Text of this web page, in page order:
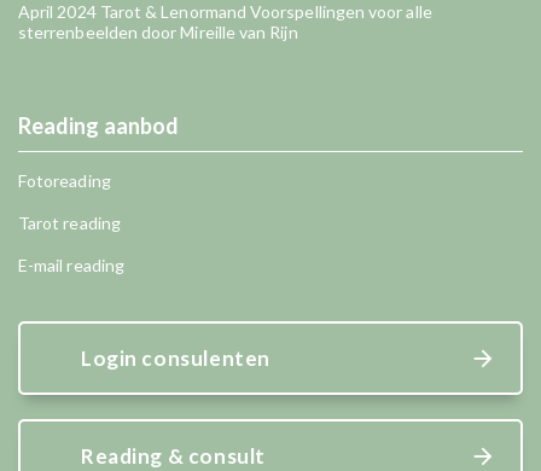
April 2024 Tarot & Lenormand Voorspellingen voor alle
sterrenbeelden door Mireille van Rijn
Reading aanbod
Fotoreading
Tarot reading
E-mail reading
Login consulenten
Reading & consult